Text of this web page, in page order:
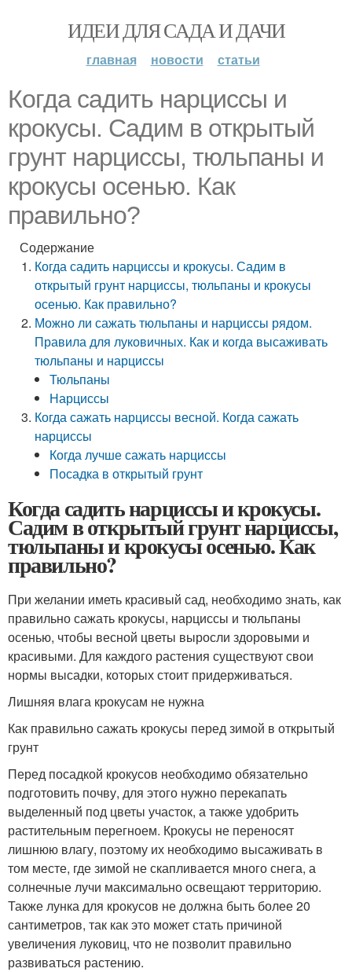
ИДЕИ ДЛЯ САДА И ДАЧИ
главная новости статьи
Когда садить нарциссы и
крокусы. Садим в открытый
грунт нарциссы, тюльпаны и
крокусы осенью. Как
правильно?
Содержание
Когда садить нарциссы и крокусы. Садим в
открытый грунт нарциссы, тюльпаны и крокусы
осенью. Как правильно?
Можно ли сажать тюльпаны и нарциссы рядом.
Правила для луковичных. Как и когда высаживать
тюльпаны и нарциссы
Тюльпаны
Нарциссы
Когда сажать нарциссы весной. Когда сажать
нарциссы
Когда лучше сажать нарциссы
Посадка в открытый грунт
Когда садить нарциссы и крокусы.
Садим в открытый грунт нарциссы,
тюльпаны и крокусы осенью. Как
правильно?
При желании иметь красивый сад, необходимо знать, как
правильно сажать крокусы, нарциссы и тюльпаны
осенью, чтобы весной цветы выросли здоровыми и
красивыми. Для каждого растения существуют свои
нормы высадки, которых стоит придерживаться.
Лишняя влага крокусам не нужна
Как правильно сажать крокусы перед зимой в открытый
грунт
Перед посадкой крокусов необходимо обязательно
подготовить почву, для этого нужно перекапать
выделенный под цветы участок, а также удобрить
растительным перегноем. Крокусы не переносят
лишнюю влагу, поэтому их необходимо высаживать в
том месте, где зимой не скапливается много снега, а
солнечные лучи максимально освещают территорию.
Также лунка для крокусов не должна быть более 20
сантиметров, так как это может стать причиной
увеличения луковиц, что не позволит правильно
развиваться растению.